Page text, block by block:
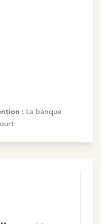
: La banque